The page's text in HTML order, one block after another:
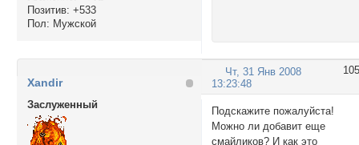
Позитив: +533
Пол: Мужской
105
Чт, 31 Янв 2008
13:23:48
Xandir
Заслуженный
Подскажите пожалуйста!
Можно ли добавит еще
смайликов? И как это